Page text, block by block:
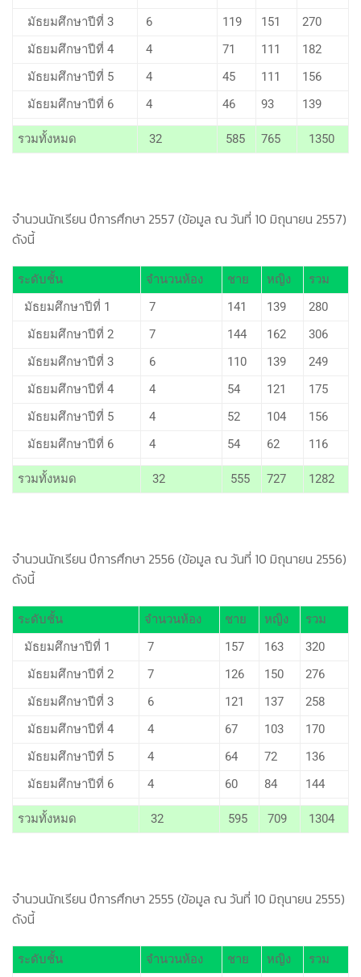
มัธยมศึกษาปีที่ 3
6 119 151
270
มัธยมศึกษาปีที่ 4
4 71 111
182
มัธยมศึกษาปีที่ 5
4 45 111
156
มัธยมศึกษาปีที่ 6
4 46 93 139
รวมทั้งหมด 32 585 765 1350
จำนวนนักเรียน ปีการศึกษา 2557 (ข้อมูล ณ วันที่ 10 มิถุนายน 2557)
ดังนี้
ระดับชั้น จำนวนห้อง ชาย หญิง
รวม
มัธยมศึกษาปีที่ 1
7 141 139
280
มัธยมศึกษาปีที่ 2
7 144 162
306
มัธยมศึกษาปีที่ 3
6 110 139
249
มัธยมศึกษาปีที่ 4
4 54 121
175
มัธยมศึกษาปีที่ 5
4 52 104
156
มัธยมศึกษาปีที่ 6
4 54 62 116
รวมทั้งหมด 32 555 727 1282
จำนวนนักเรียน ปีการศึกษา 2556 (ข้อมูล ณ วันที่ 10 มิถุนายน 2556)
ดังนี้
ระดับชั้น จำนวนห้อง ชาย หญิง
รวม
มัธยมศึกษาปีที่ 1
7 157 163
320
มัธยมศึกษาปีที่ 2
7 126 150
276
มัธยมศึกษาปีที่ 3
6 121 137
258
มัธยมศึกษาปีที่ 4
4 67 103
170
มัธยมศึกษาปีที่ 5
4 64 72
136
มัธยมศึกษาปีที่ 6
4 60 84 144
รวมทั้งหมด 32 595 709 1304
จำนวนนักเรียน ปีการศึกษา 2555 (ข้อมูล ณ วันที่ 10 มิถุนายน 2555)
ดังนี้
ระดับชั้น จำนวนห้อง ชาย หญิง
รวม